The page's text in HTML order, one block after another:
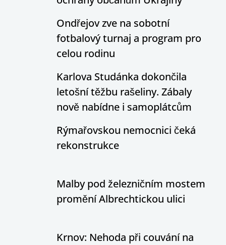
Ondřejov zve na sobotní
fotbalový turnaj a program pro
celou rodinu
Karlova Studánka dokončila
letošní těžbu rašeliny. Zábaly
nově nabídne i samoplátcům
Rýmařovskou nemocnici čeká
rekonstrukce
Malby pod železničním mostem
promění Albrechtickou ulici
Krnov: Nehoda při couvání na